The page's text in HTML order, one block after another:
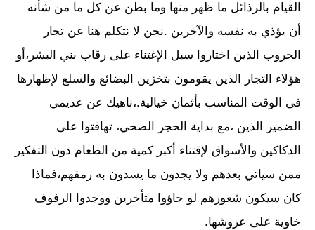
القيام بالرذائل ما ظهر منها وما بطن عن كل ما من شأنه
أن يؤذي به نفسه والآخرين .نحن لا نتكلم هنا عن تجار
الحروب الذين اختاروا سبل الإغتناء على رقاب بني البشر،أو
هؤلاء التجار الذين يقومون بتخزين البضائع والسلع لإظهارها
في الوقت المناسب بأثمان خيالية.،ناهيك عن عديمي
الضمير الذين ،مع بداية الحجر الصحي، تهافتوا على
الدكاكين والأسواق لإقتناء أكبر كمية من الطعام دون التفكير
ممن سياتي بعدهم ولا يجدون ما يسدون به رمقهم،فماذا
كان سيكون شعورهم لو جاؤوا متأخرين ووجدوا الرفوف
خاوية على عروشها.